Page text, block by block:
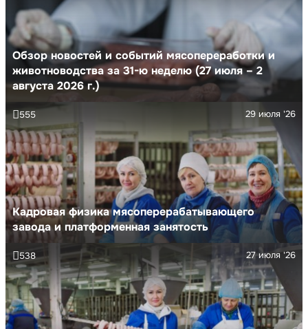
Обзор новостей и событий мясопереработки и
животноводства за 31-ю неделю (27 июля – 2
августа 2026 г.)
Кадровая физика мясоперерабатывающего
завода и платформенная занятость
29 июля '26
555
27 июля '26
538